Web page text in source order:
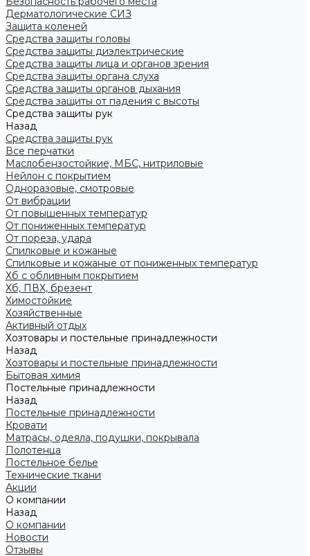
Дерматологические СИЗ
Защита коленей
Средства защиты головы
Средства защиты диэлектрические
Средства защиты лица и органов зрения
Средства защиты органа слуха
Средства защиты органов дыхания
Средства защиты от падения с высоты
Средства защиты рук
Назад
Средства защиты рук
Все перчатки
Маслобензостойкие, МБС, нитриловые
Нейлон с покрытием
Одноразовые, смотровые
От вибрации
От повышенных температур
От пониженных температур
От пореза, удара
Спилковые и кожаные
Спилковые и кожаные от пониженных температур
Хб с обливным покрытием
Хб, ПВХ, брезент
Химостойкие
Хозяйственные
Активный отдых
Хозтовары и постельные принадлежности
Назад
Хозтовары и постельные принадлежности
Бытовая химия
Постельные принадлежности
Назад
Постельные принадлежности
Кровати
Матрасы, одеяла, подушки, покрывала
Полотенца
Постельное белье
Технические ткани
Акции
О компании
Назад
О компании
Новости
Отзывы